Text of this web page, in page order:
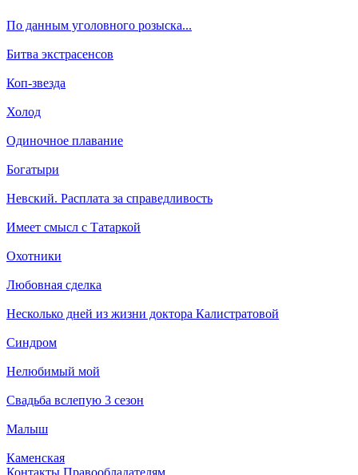
По данным уголовного розыска...
Битва экстрасенсов
Коп-звезда
Холод
Одиночное плавание
Богатыри
Невский. Расплата за справедливость
Имеет смысл с Татаркой
Охотники
Любовная сделка
Несколько дней из жизни доктора Калистратовой
Синдром
Нелюбимый мой
Свадьба вслепую 3 сезон
Малыш
Каменская
Кон­так­ты Пра­во­об­ла­да­те­лям